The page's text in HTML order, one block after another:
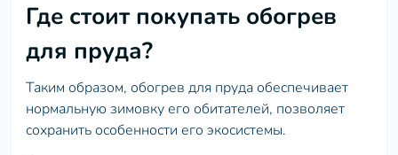
Где стоит покупать обогрев
для пруда?
Таким образом, обогрев для пруда обеспечивает
нормальную зимовку его обитателей, позволяет
сохранить особенности его экосистемы.